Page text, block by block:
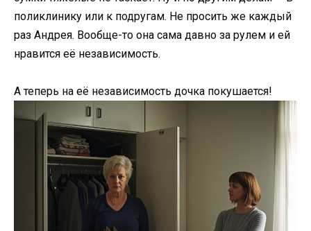
поликлинику или к подругам. Не просить же каждый
раз Андрея. Вообще-то она сама давно за рулем и ей
нравится её независимость.
А теперь на её независимость дочка покушается!